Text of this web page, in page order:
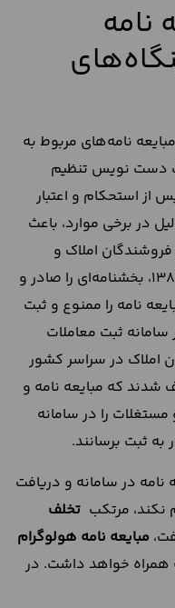
نامه
املاک تا قبل از سال 1387، مبایعه نامه‌های مربوط به
دست نویس تنظیم
از استحکام و اعتبار
در برخی موارد، باعث
املاک و
مستغلات می‌شدند. دولت در سال 1387، بخشنامه‌ای را صادر و
نامه را ممنوع و ثبت
سامانه ثبت معاملات
املاک در سراسر کشور
که مبایعه نامه و
را در سامانه
ثبت برسانند.
نامه در سامانه و دریافت
نکند، مرتکب تخلف
مبایعه نامه هولوگرام
همراه خواهد داشت. در